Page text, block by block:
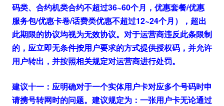
码类、合约机类合约不超过36~60个月，优惠套餐/优惠
服务包/优惠卡卷/话费类优惠不超过12~24个月），超出
此期限的协议均视为无效协议。对于运营商违反此条限制
的，应立即无条件按用户要求的方式提供授权码，并允许
用户转出，并按照相关规定对运营商进行处罚。
建议十一：应明确对于一个实体用户卡对应多个号码时申
请携号转网时的问题。建议规定为：一张用户卡无论通过